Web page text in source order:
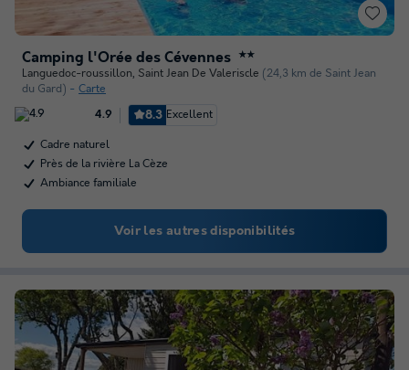
Camping l'Orée des Cévennes ★★
Languedoc-roussillon, Saint Jean De Valeriscle (24,3 km de Saint Jean
du Gard)
Carte
4.9 8.3 Excellent
Cadre naturel
Près de la rivière La Cèze
Ambiance familiale
Voir les autres disponibilités